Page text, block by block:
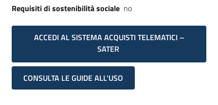
Requisiti di sostenibilità sociale no
ACCEDI AL SISTEMA ACQUISTI TELEMATICI –
SATER
CONSULTA LE GUIDE ALL'USO